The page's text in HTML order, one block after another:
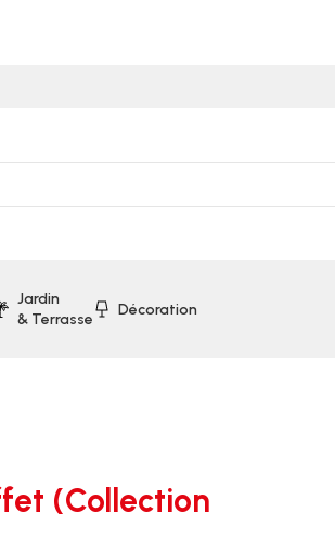
Jardin
& Terrasse
Décoration
(Collection